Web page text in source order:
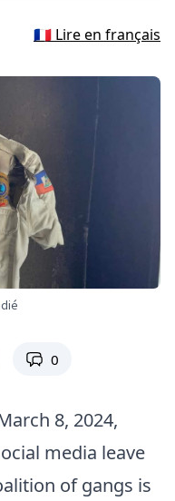
🇫🇷 Lire en français
0
8, 2024,
media leave
of gangs is